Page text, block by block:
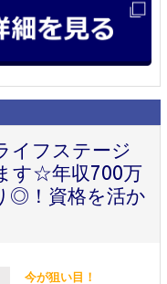
イフステージ
す☆年収700万
◎！資格を活か
今が狙い目！